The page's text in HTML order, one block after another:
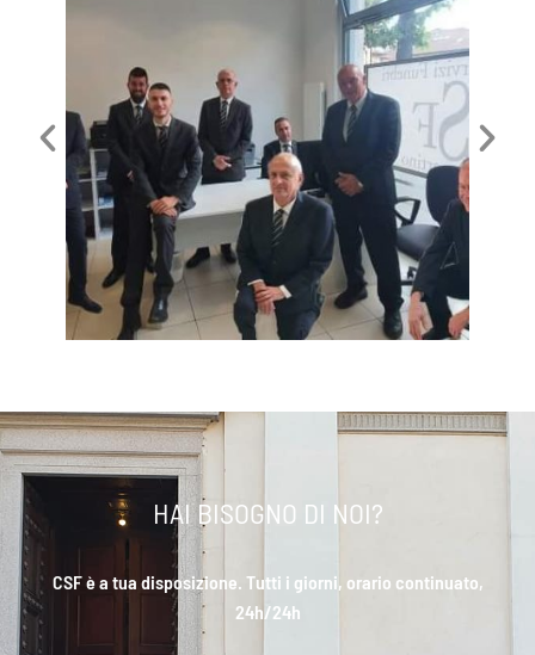
HAI BISOGNO DI NOI?
CSF è a tua disposizione. Tutti i giorni, orario continuato,
24h/24h